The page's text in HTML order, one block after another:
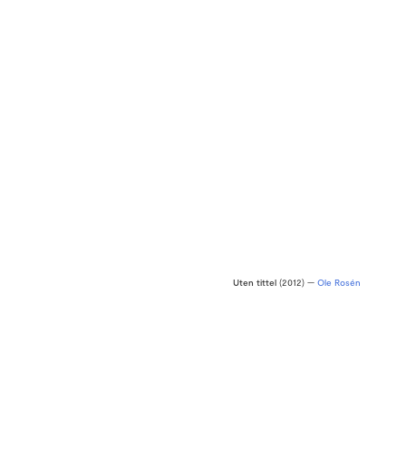
Uten tittel (2012) — Ole Rosén